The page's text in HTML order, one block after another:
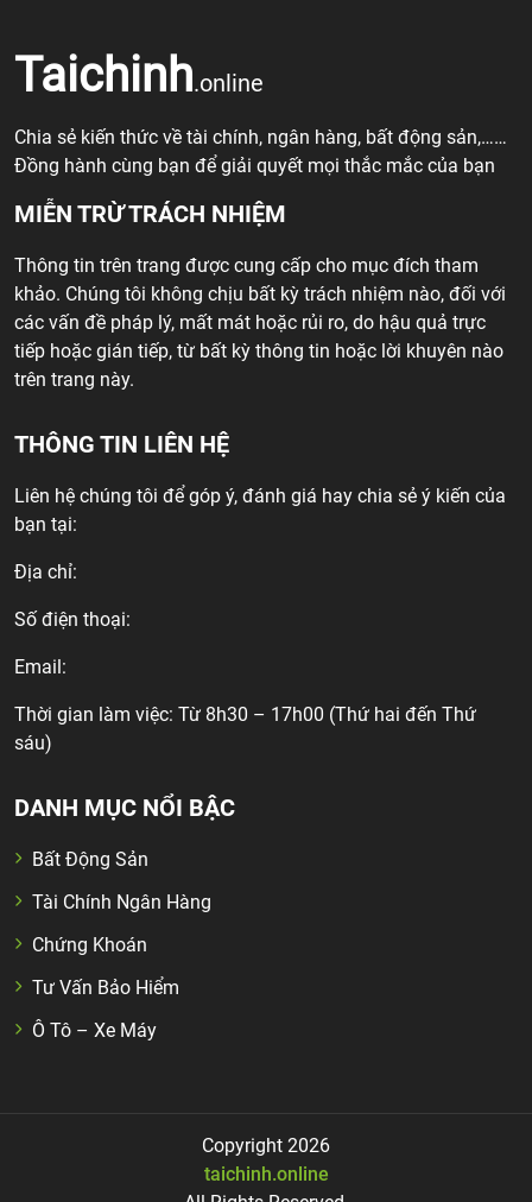
Taichinh.online
Chia sẻ kiến thức về tài chính, ngân hàng, bất động sản,……
Đồng hành cùng bạn để giải quyết mọi thắc mắc của bạn
MIỄN TRỪ TRÁCH NHIỆM
Thông tin trên trang được cung cấp cho mục đích tham
khảo. Chúng tôi không chịu bất kỳ trách nhiệm nào, đối với
các vấn đề pháp lý, mất mát hoặc rủi ro, do hậu quả trực
tiếp hoặc gián tiếp, từ bất kỳ thông tin hoặc lời khuyên nào
trên trang này.
THÔNG TIN LIÊN HỆ
Liên hệ chúng tôi để góp ý, đánh giá hay chia sẻ ý kiến của
bạn tại:
Địa chỉ:
Số điện thoại:
Email:
Thời gian làm việc: Từ 8h30 – 17h00 (Thứ hai đến Thứ
sáu)
DANH MỤC NỔI BẬC
Bất Động Sản
Tài Chính Ngân Hàng
Chứng Khoán
Tư Vấn Bảo Hiểm
Ô Tô – Xe Máy
Copyright 2026
taichinh.online